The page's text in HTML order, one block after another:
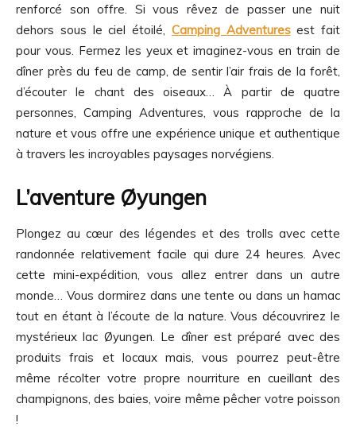
renforcé son offre. Si vous rêvez de passer une nuit
dehors sous le ciel étoilé, Camping Adventuresest fait
pour vous. Fermez les yeux et imaginez-vous en train de
dîner près du feu de camp, de sentir l’air frais de la forêt,
d’écouter le chant des oiseaux… À partir de quatre
personnes, Camping Adventures, vous rapproche de la
nature et vous offre une expérience unique et authentique
à travers les incroyables paysages norvégiens.
L’aventure Øyungen
Plongez au cœur des légendes et des trolls avec cette
randonnée relativement facile qui dure 24 heures. Avec
cette mini-expédition, vous allez entrer dans un autre
monde… Vous dormirez dans une tente ou dans un hamac
tout en étant à l’écoute de la nature. Vous découvrirez le
mystérieux lac Øyungen. Le dîner est préparé avec des
produits frais et locaux mais, vous pourrez peut-être
même récolter votre propre nourriture en cueillant des
champignons, des baies, voire même pêcher votre poisson
!